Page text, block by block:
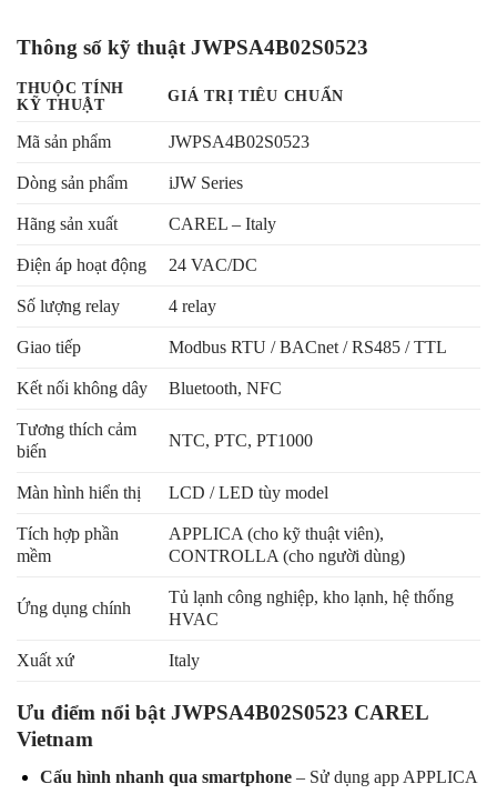
Thông số kỹ thuật JWPSA4B02S0523
THUỘC TÍNH
KỸ THUẬT
GIÁ TRỊ TIÊU CHUẨN
Mã sản phẩm JWPSA4B02S0523
Dòng sản phẩm iJW Series
Hãng sản xuất CAREL – Italy
Điện áp hoạt động 24 VAC/DC
Số lượng relay 4 relay
Giao tiếp Modbus RTU / BACnet / RS485 / TTL
Kết nối không dây Bluetooth, NFC
Tương thích cảm
biến
NTC, PTC, PT1000
Màn hình hiển thị LCD / LED tùy model
Tích hợp phần
mềm
APPLICA (cho kỹ thuật viên),
CONTROLLA (cho người dùng)
Ứng dụng chính
Tủ lạnh công nghiệp, kho lạnh, hệ thống
HVAC
Xuất xứ Italy
Ưu điểm nổi bật JWPSA4B02S0523 CAREL
Vietnam
Cấu hình nhanh qua smartphone– Sử dụng app APPLICA